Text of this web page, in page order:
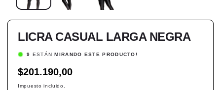
LICRA CASUAL LARGA NEGRA
9 ESTÁN MIRANDO ESTE PRODUCTO!
Precio
habitual
$201.190,00
Impuesto incluido.